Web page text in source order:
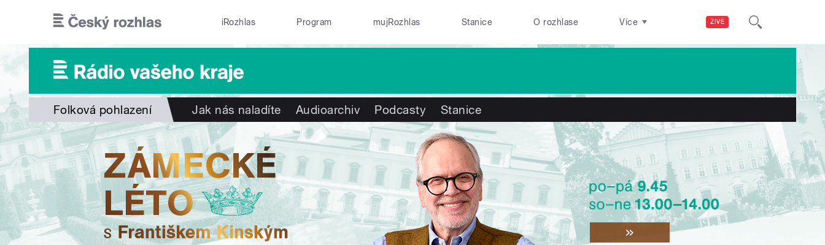
ŽIVĚ
iRozhlas Program mujRozhlas Stanice O rozhlase Více
Folková pohlazení Jak nás naladíte Audioarchiv Podcasty Stanice